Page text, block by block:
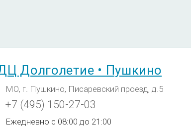
Долголетие • Пушкино
МО, г. Пушкино, Писаревский проезд, д.5
+7 (495) 150-27-03
Ежедневно с 08:00 до 21:00